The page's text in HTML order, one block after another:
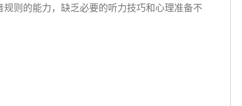
则的能力，缺乏必要的听力技巧和心理准备不